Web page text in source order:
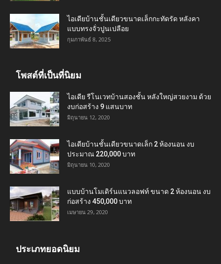
ไอเดียบ้านชั้นเดียวขนาดเล็กกะทัดรัด หลังคา
แบบทรงจั่วปูนเปลือย
กุมภาพันธ์ 8, 2025
โพสต์ที่เป็นที่นิยม
ไอเดีย รีโนเวทบ้านสองชั้น หลังใหญ่สวยงาม ด้วย
งบก่อสร้าง 9 แสนบาท
มิถุนายน 12, 2020
ไอเดียบ้านชั้นเดียวขนาดเล็ก 2 ห้องนอน งบ
ประมาณ 220,000 บาท
มิถุนายน 10, 2020
แบบบ้านโมเดิร์นแนวลอฟท์ ขนาด 2 ห้องนอน งบ
ก่อสร้าง 450,000 บาท
เมษายน 29, 2020
ประเภทยอดนิยม